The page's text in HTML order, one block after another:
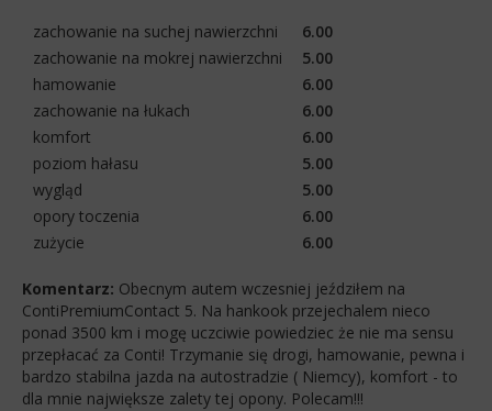
zachowanie na suchej nawierzchni
6.00
zachowanie na mokrej nawierzchni
5.00
hamowanie
6.00
zachowanie na łukach
6.00
komfort
6.00
poziom hałasu
5.00
wygląd
5.00
opory toczenia
6.00
zużycie
6.00
Komentarz: Obecnym autem wczesniej jeździłem na
ContiPremiumContact 5. Na hankook przejechalem nieco
ponad 3500 km i mogę uczciwie powiedziec że nie ma sensu
przepłacać za Conti! Trzymanie się drogi, hamowanie, pewna i
bardzo stabilna jazda na autostradzie ( Niemcy), komfort - to
dla mnie największe zalety tej opony. Polecam!!!